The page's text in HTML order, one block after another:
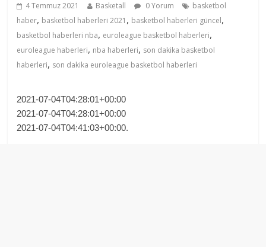
4 Temmuz 2021 Basketall 0 Yorum
basketbol
haber, basketbol haberleri 2021 , basketbol haberleri güncel,
basketbol haberleri nba, euroleague basketbol haberleri,
euroleague haberleri, nba haberleri, son dakika basketbol
haberleri, son dakika euroleague basketbol haberleri
2021-07-04T04:28:01+00:00
2021-07-04T04:28:01+00:00
2021-07-04T04:41:03+00:00.